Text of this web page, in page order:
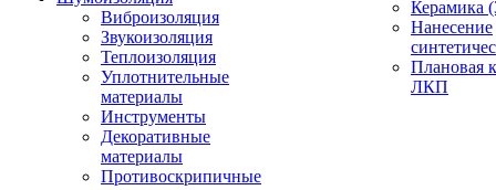
Виброизоляция
Звукоизоляция
Теплоизоляция
Уплотнительные
материалы
Инструменты
Декоративные
материалы
Противоскрипичные
Керамика
Нанесение
Плановая
ЛКП